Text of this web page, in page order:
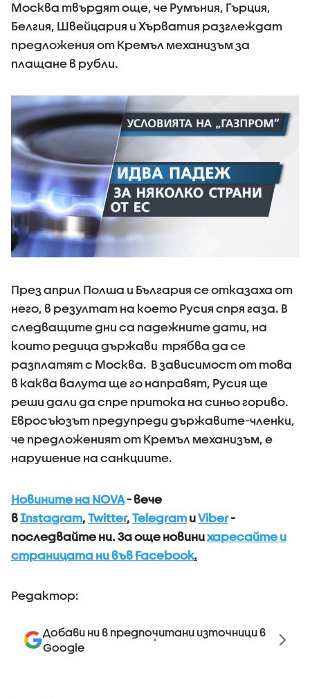
Москва твърдят още, че Румъния, Гърция,
Белгия, Швейцария и Хърватия разглеждат
предложения от Кремъл механизъм за
плащане в рубли.
През април Полша и България се отказаха от
него, в резултат на което Русия спря газа. В
следващите дни са падежните дати, на
които редица държави трябва да се
разплатят с Москва. В зависимост от това
в каква валута ще го направят, Русия ще
реши дали да спре притока на синьо гориво.
Евросъюзът предупреди държавите-членки,
че предложеният от Кремъл механизъм, е
нарушение на санкциите.
Новините на NOVA- вече
вInstagram, Twitter, Telegram иViber-
последвайте ни.За още новинихаресайте и
страницата ни във Facebook.
Редактор:
Добави ни в предпочитани източници в
Google